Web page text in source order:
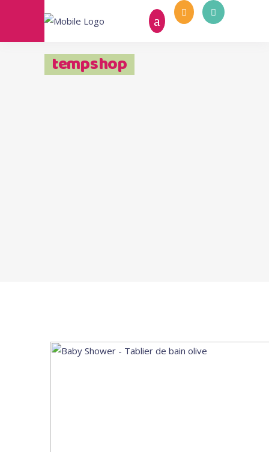
tempshop